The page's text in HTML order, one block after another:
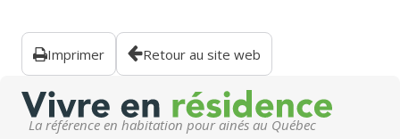
Imprimer Retour au site web
La référence en habitation pour ainés au Québec